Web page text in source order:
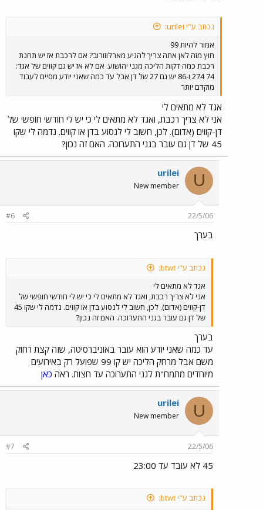
נכתב ע"י urilei:
אמור להיות 99
חוץ מזה לאן אתה צריך להגיע מארלוזורוב? אם לרכבת אז יש תחנת
רכבת כמה דקות הליכה מגני יהושוע. אם לא אז יש גם קווים של אגד:
74 274 ו-86 יש גם 27 של דן אבל עד כמה שאני יודע מסיים לעבוד
מוקדם יותר
אגד לא מתאים לי
אני לא צריך רכבת, ואגד לא מתאים לי כי יש לי חודשי חופשי של
דן-קווים (אדום). לכן, חשוב לי לנסוע בדן או קווים. נדמה לי שקו
45 של דן גם עובר בגני התערוכה. האם זה נכון?
U
urilei
New member
22/5/06
#6
בערך
נכתב ע"י btwt:
אגד לא מתאים לי
אני לא צריך רכבת, ואגד לא מתאים לי כי יש לי חודשי חופשי של
דן-קווים (אדום). לכן, חשוב לי לנסוע בדן או קווים. נדמה לי שקו 45
של דן גם עובר בגני התערוכה. האם זה נכון?
בערך
עד כמה שאני יודע הוא עובר באוניברסיטה, שזה קצת רחוק
משם אבל מרחק הליכה יש קו 99 שפועל רק באירועים
מיוחדים מתמח"ת לגני התערוכה עד חצות. ראה כאן
U
urilei
New member
22/5/06
#7
45 לא עובד עד 23:00
נכתב ע"י btwt: